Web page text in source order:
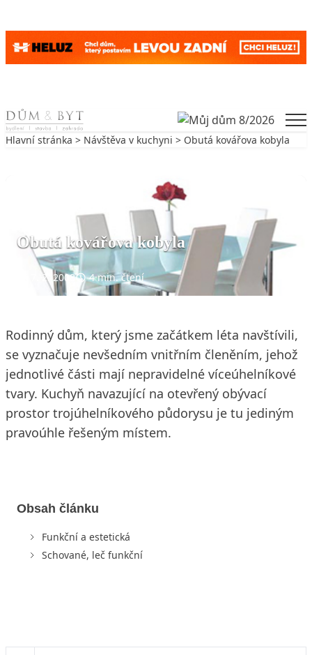
Skip to content
Hlavní stránka > Návštěva v kuchyni > Obutá kovářova kobyla
Obutá kovářova kobyla
7. 2. 2008 4 min. čtení
Rodinný dům, který jsme začátkem léta navštívili,
se vyznačuje nevšedním vnitřním členěním, jehož
jednotlivé části mají nepravidelné víceúhelníkové
tvary. Kuchyň navazující na otevřený obývací
prostor trojúhelníkového půdorysu je tu jediným
pravoúhle řešeným místem.
Obsah článku
Funkční a estetická
Schované, leč funkční